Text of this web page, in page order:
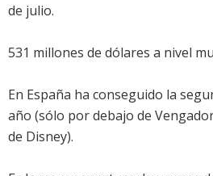
de julio.
531 millones de dólares a nivel
En España ha conseguido la
año (sólo por debajo de
de Disney).